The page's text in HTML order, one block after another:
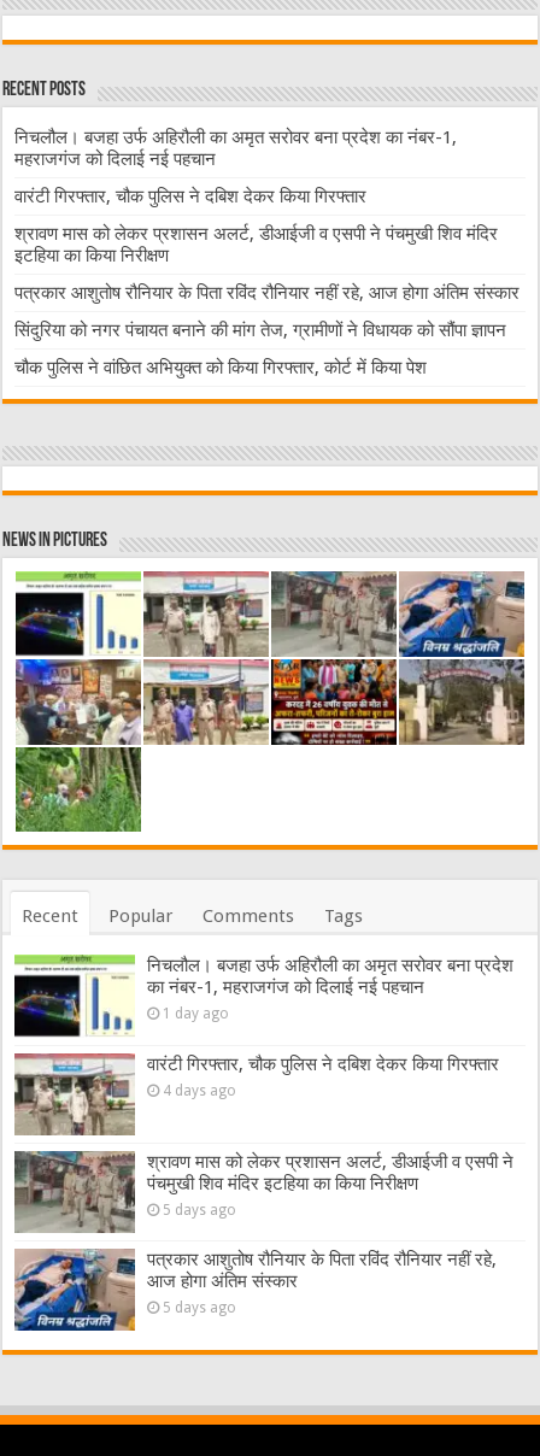
Recent Posts
निचलौल। बजहा उर्फ अहिरौली का अमृत सरोवर बना प्रदेश का नंबर-1,
महराजगंज को दिलाई नई पहचान
वारंटी गिरफ्तार, चौक पुलिस ने दबिश देकर किया गिरफ्तार
श्रावण मास को लेकर प्रशासन अलर्ट, डीआईजी व एसपी ने पंचमुखी शिव मंदिर
इटहिया का किया निरीक्षण
पत्रकार आशुतोष रौनियार के पिता रविंद रौनियार नहीं रहे, आज होगा अंतिम संस्कार
सिंदुरिया को नगर पंचायत बनाने की मांग तेज, ग्रामीणों ने विधायक को सौंपा ज्ञापन
चौक पुलिस ने वांछित अभियुक्त को किया गिरफ्तार, कोर्ट में किया पेश
News in Pictures
Recent Popular Comments Tags
निचलौल। बजहा उर्फ अहिरौली का अमृत सरोवर बना प्रदेश
का नंबर-1, महराजगंज को दिलाई नई पहचान
1 day ago
वारंटी गिरफ्तार, चौक पुलिस ने दबिश देकर किया गिरफ्तार
4 days ago
श्रावण मास को लेकर प्रशासन अलर्ट, डीआईजी व एसपी ने
पंचमुखी शिव मंदिर इटहिया का किया निरीक्षण
5 days ago
पत्रकार आशुतोष रौनियार के पिता रविंद रौनियार नहीं रहे,
आज होगा अंतिम संस्कार
5 days ago